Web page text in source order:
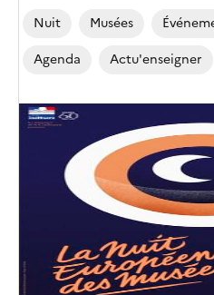
Nuit Musées
Agenda
Actu'enseigner